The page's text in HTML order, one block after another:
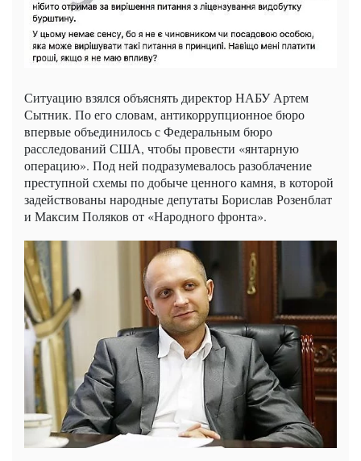
Ситуацию взялся объяснять директор НАБУ Артем
Сытник. По его словам, антикоррупционное бюро
впервые объединилось с Федеральным бюро
расследований США, чтобы провести «янтарную
операцию». Под ней подразумевалось разоблачение
преступной схемы по добыче ценного камня, в которой
задействованы народные депутаты Борислав Розенблат
и Максим Поляков от «Народного фронта».